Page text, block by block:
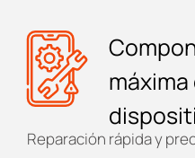
Reparación rápida y